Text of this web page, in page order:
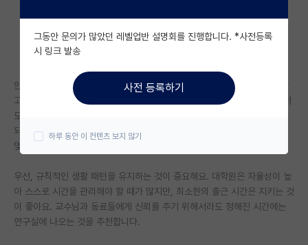
자유 게시판(아무개랩)
미국 유학 게시판
미국 대학원 합격 후기 게시판
대학원생 모집 게시판
연구실(PI) 홍보 게시판
석박사 채용 정보 게시판
임용 정보 게시판
안녕하세요, 저는 박사과정 3년 차로 연구 중인 학생입니다. 학부를 졸업하
고 막 대학원에 입학하여 고민하는 글들을 보니 예전의 제가 떠오르네요. 저
도 학부 시절에는 여러 어려움을 겪었지만, 노력과 열정으로 여기까지 오게
되었습니다. 오늘은 대학원 생활을 시작하는 분들께 제가 경험을 통해 느낀
몇 가지 팁을 적어보고자 합니다.
우선, 규칙적인 생활 패턴을 유지하는 것이 중요해요. 대학원은 자율성이 높
아 스스로 시간을 관리해야 할 때가 많지만, 최소한의 출근 시간은 지키는 것
이 좋아요. 교수님과 동료들에게 신뢰를 주기 위해서라도 정해진 시간에는
연구실에 나오는 것을 추천합니다.
그동안 문의가 많았던 레벨업반 설명회를 진행합니다. *사전등록
시 링크 발송
사전 등록하기
하루 동안 이 컨텐츠 보지 않기